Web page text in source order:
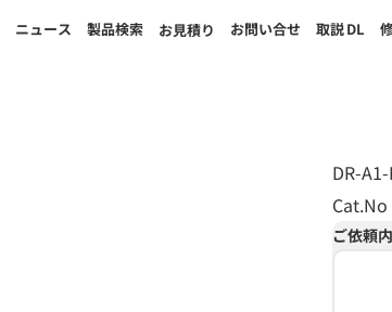
ニュース 製品検索 お見積り お問い合せ 取説DL
DR-
ご依頼